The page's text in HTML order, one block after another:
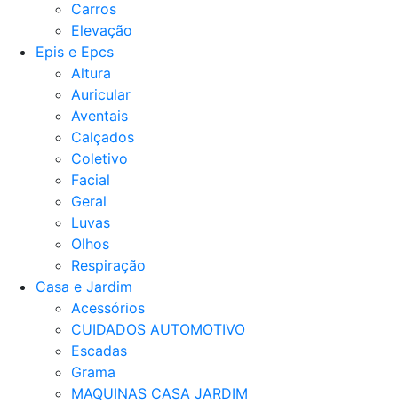
Carros
Elevação
Epis e Epcs
Altura
Auricular
Aventais
Calçados
Coletivo
Facial
Geral
Luvas
Olhos
Respiração
Casa e Jardim
Acessórios
CUIDADOS AUTOMOTIVO
Escadas
Grama
MAQUINAS CASA JARDIM